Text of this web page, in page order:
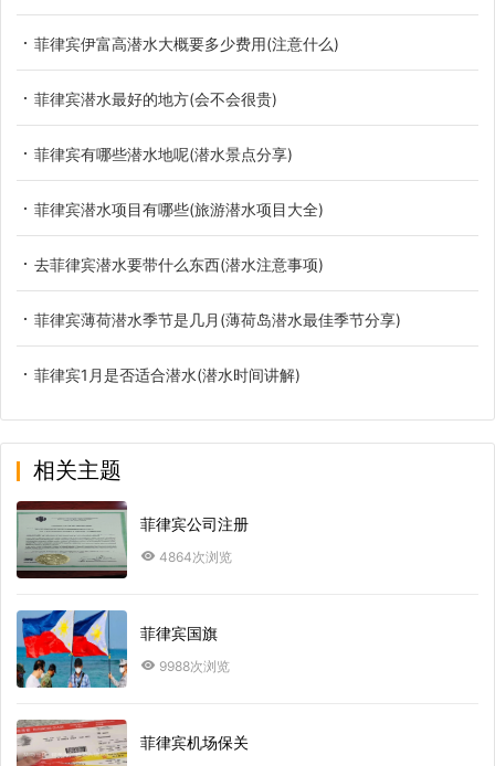
菲律宾伊富高潜水大概要多少费用(注意什么)
菲律宾潜水最好的地方(会不会很贵)
菲律宾有哪些潜水地呢(潜水景点分享)
菲律宾潜水项目有哪些(旅游潜水项目大全)
去菲律宾潜水要带什么东西(潜水注意事项)
菲律宾薄荷潜水季节是几月(薄荷岛潜水最佳季节分享)
菲律宾1月是否适合潜水(潜水时间讲解)
相关主题
菲律宾公司注册
4864次浏览
菲律宾国旗
9988次浏览
菲律宾机场保关